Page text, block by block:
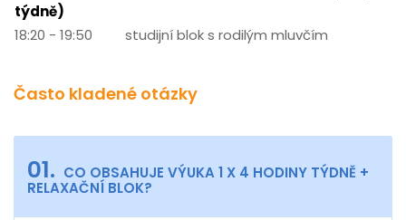
týdně)
18:20 - 19:50
studijní blok s rodilým mluvčím
Často kladené otázky
01. CO OBSAHUJE VÝUKA 1 X 4 HODINY TÝDNĚ +
RELAXAČNÍ BLOK?